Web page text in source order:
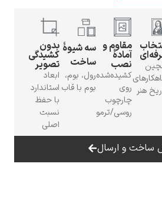
سه شیوهٔ
ساخت
رول، بوم،
بوم با قاب
بدون
کشیدگی
تصویر
ابعاد
استاندارد
با حفظ
نسبت